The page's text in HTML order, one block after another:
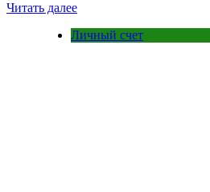
Читать далее
Личный счет